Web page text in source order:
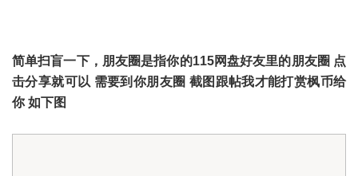
简单扫盲一下，朋友圈是指你的115网盘好友里的朋友圈 点
击分享就可以 需要到你朋友圈 截图跟帖我才能打赏枫币给
你 如下图